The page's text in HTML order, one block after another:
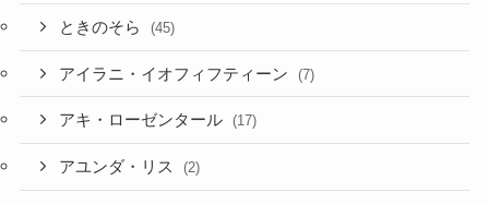
ときのそら (45)
アイラニ・イオフィフティーン (7)
アキ・ローゼンタール (17)
アユンダ・リス (2)